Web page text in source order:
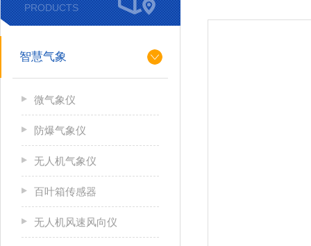
PRODUCTS
智慧气象
微气象仪
防爆气象仪
无人机气象仪
百叶箱传感器
无人机风速风向仪